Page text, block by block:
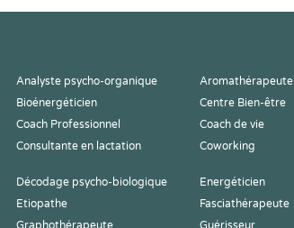
Analyste psycho-organique
Aromathérapeute
Bioénergéticien
Centre Bien-être
Coach Professionnel
Coach de vie
Consultante en lactation Coworking
Décodage psycho-biologique
Energéticien
Etiopathe
Fasciathérapeute
Graphothérapeute
Guérisseur